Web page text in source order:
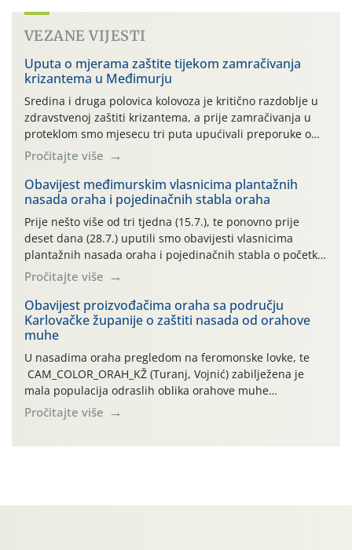
VEZANE VIJESTI
Uputa o mjerama zaštite tijekom zamračivanja
krizantema u Međimurju
Sredina i druga polovica kolovoza je kritično razdoblje u
zdravstvenoj zaštiti krizantema, a prije zamračivanja u
proteklom smo mjesecu tri puta upućivali preporuke o
preventivnim mjerama zaštite krizantema od najčešćih
uzročnika bolesti, štetnika i fito-fagnih grinja (23.7., 14.7.,
06.7.)! Na početku ovog mjeseca je zabilježeno je
povijesno i ekstremno vruće meteorološko razdoblje, uz
najviše temperature […]
Pročitajte više
Obavijest međimurskim vlasnicima plantažnih
nasada oraha i pojedinačnih stabla oraha
Prije nešto više od tri tjedna (15.7.), te ponovno prije
deset dana (28.7.) uputili smo obavijesti vlasnicima
plantažnih nasada oraha i pojedinačnih stabla o početku
leta i ovogodišnjoj potrebi usmjerenog suzbijanja
orahove muhe (Rhagoletis completa)! Već dvanaest dana
traje drugi ovogodišnji “toplinski udar”, koji naročito
izražen zadnja šest dana (31.7.-05.8.), jer najviše
temperature zraka svakodnevno […]
Pročitajte više
Obavijest proizvođačima oraha sa području
Karlovačke županije o zaštiti nasada od orahove
muhe
U nasadima oraha pregledom na feromonske lovke, te
CAM_COLOR_ORAH_KŽ (Turanj, Vojnić) zabilježena je
mala populacija odraslih oblika orahove muhe
(Rhagoletis completa). Niska brojnost može se objasniti
činjenicom da je riječ o mladim nasadima s vrlo malim
Pročitajte više